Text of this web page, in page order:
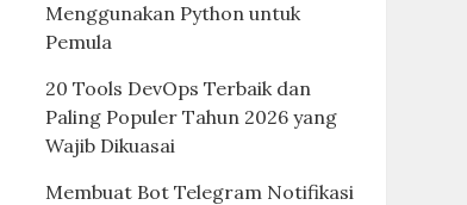
Menggunakan Python untuk
Pemula
20 Tools DevOps Terbaik dan
Paling Populer Tahun 2026 yang
Wajib Dikuasai
Membuat Bot Telegram Notifikasi